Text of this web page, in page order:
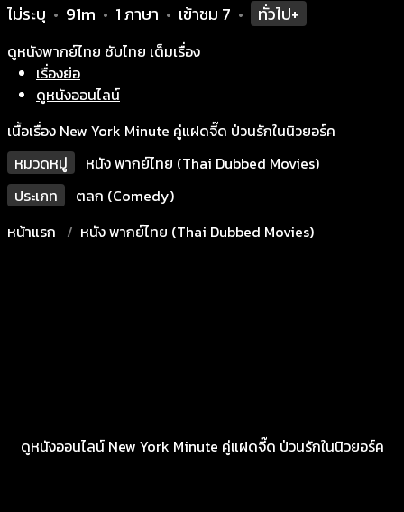
ไม่ระบุ • 91m • 1 ภาษา • เข้าชม 7 • ทั่วไป+
ดูหนังพากย์ไทย ซับไทย เต็มเรื่อง
เรื่องย่อ
ดูหนังออนไลน์
เนื้อเรื่อง New York Minute คู่แฝดจี๊ด ป่วนรักในนิวยอร์ค
หมวดหมู่
หนัง พากย์ไทย (Thai Dubbed Movies)
ประเภท
ตลก (Comedy)
หน้าแรก
หนัง พากย์ไทย (Thai Dubbed Movies)
ดูหนังออนไลน์ New York Minute คู่แฝดจี๊ด ป่วนรักในนิวยอร์ค